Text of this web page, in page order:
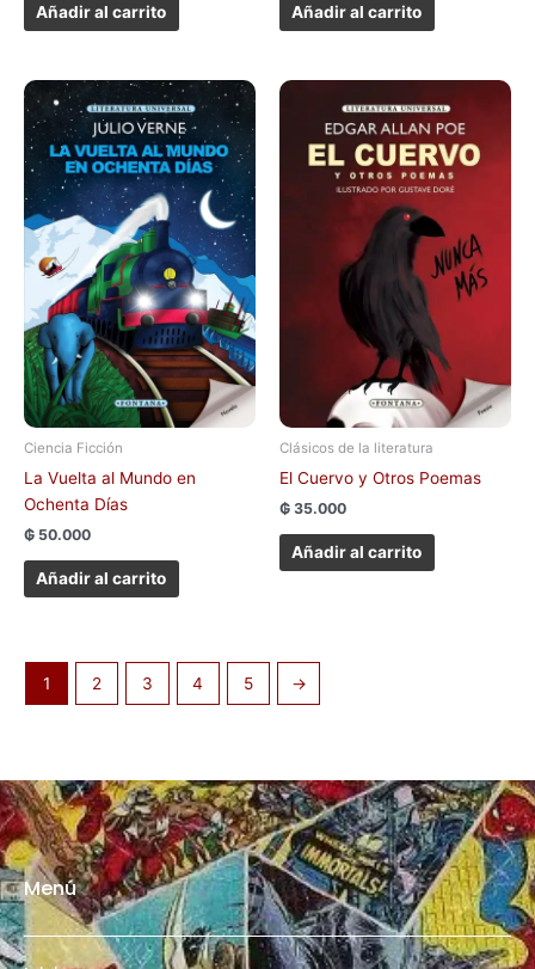
Añadir al carrito Añadir al carrito
Ciencia Ficción
La Vuelta al Mundo en
Ochenta Días
₲ 50.000
Añadir al carrito
Clásicos de la literatura
El Cuervo y Otros Poemas
₲ 35.000
Añadir al carrito
1 2 3 4 5 →
Menú